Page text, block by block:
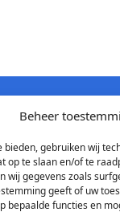
Beheer
gebruiken wij
op te slaan en/of te
wij gegevens zoals
geeft of uw
bepaalde functies en